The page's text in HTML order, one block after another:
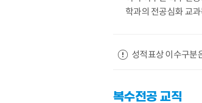
학과의 전공심화 교
성적표상 이수구분
복수전공 교직